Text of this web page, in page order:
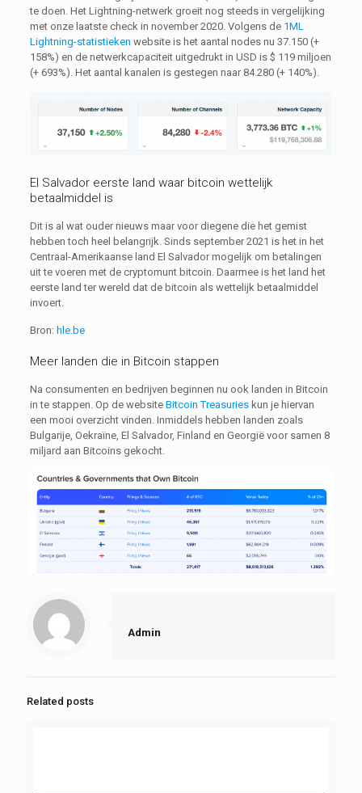
te doen. Het Lightning-netwerk groeit nog steeds in vergelijking
met onze laatste check in november 2020. Volgens de 1ML
Lightning-statistieken website is het aantal nodes nu 37.150 (+
158%) en de netwerkcapaciteit uitgedrukt in USD is $ 119 miljoen
(+ 693%). Het aantal kanalen is gestegen naar 84.280 (+ 140%).
El Salvador eerste land waar bitcoin wettelijk
betaalmiddel is
Dit is al wat ouder nieuws maar voor diegene die het gemist
hebben toch heel belangrijk. Sinds september 2021 is het in het
Centraal-Amerikaanse land El Salvador mogelijk om betalingen
uit te voeren met de cryptomunt bitcoin. Daarmee is het land het
eerste land ter wereld dat de bitcoin als wettelijk betaalmiddel
invoert.
Bron: hle.be
Meer landen die in Bitcoin stappen
Na consumenten en bedrijven beginnen nu ook landen in Bitcoin
in te stappen. Op de website Bitcoin Treasurieskun je hiervan
een mooi overzicht vinden. Inmiddels hebben landen zoals
Bulgarije, Oekraïne, El Salvador, Finland en Georgië voor samen 8
miljard aan Bitcoins gekocht.
Admin
Related posts